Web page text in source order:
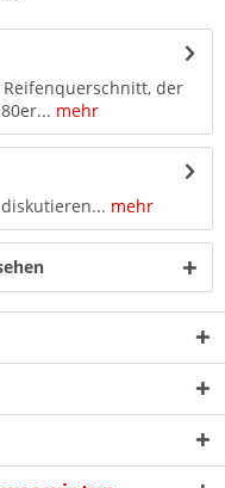
der
mehr
mehr